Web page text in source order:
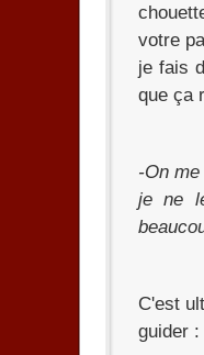
votre
je fais
que ça
-On
je ne
C'est
guider :